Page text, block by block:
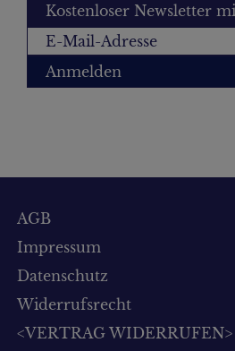
Kostenloser Newsletter
Anmelden
AGB
Impressum
Datenschutz
Widerrufsrecht
<VERTRAG WIDERRUFEN>